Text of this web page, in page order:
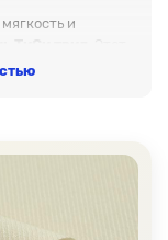
и
Китая,